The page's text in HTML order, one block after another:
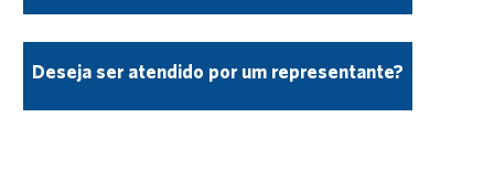
Deseja ser atendido por um representante?